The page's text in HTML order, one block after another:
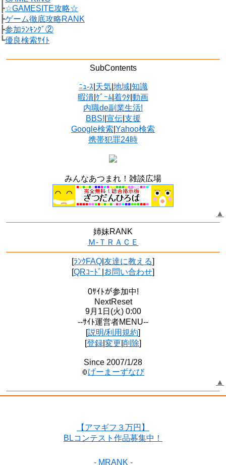
┣☆GAMESITE攻略☆
┣ゲーム徹底攻略RANK
┣参加ﾗﾝｷﾝｸﾞ②
┗優良検索ｻｲﾄ
SubContents
ﾆｭ-ｽ| 天気| 地域| 知識
暇潰 ｹﾞｰﾑ 着ｳﾀ 動画
内職de副業生活!
BBS! 宣伝| 支援
Google検索 Yahoo検索
携帯犯罪24時
みんなあつまれ！雑談広場
▲
姉妹RANK
Ｍ-ＴＲＡＣＥ
[ﾗﾝｸFAQ 友達に教える]
[QRｺｰﾄﾞ お問い合わせ]
0ｻｲﾄが参加中!
NextReset
9月1日(火) 0:00
--ｻｲﾄ運営者MENU--
[説明/利用規約]
[登録 変更 削除]
Since 2007/1/28
げーまーずなび
▲
【アマギフ３万円】
BLコンテスト作品募集中！
- MRANK -